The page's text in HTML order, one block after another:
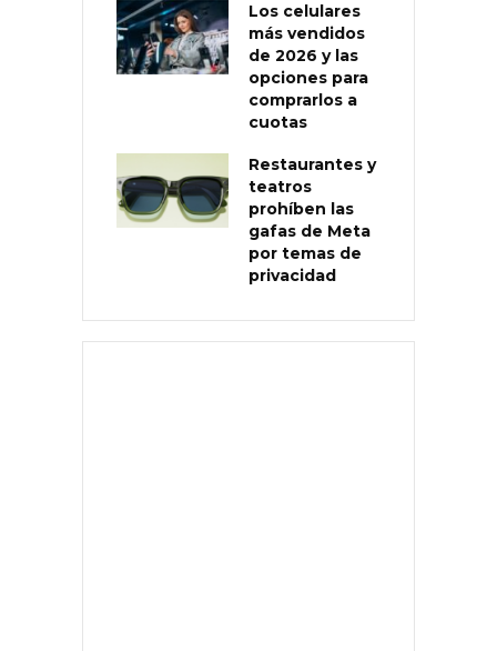
Los celulares
más vendidos
de 2026 y las
opciones para
comprarlos a
cuotas
Restaurantes y
teatros
prohíben las
gafas de Meta
por temas de
privacidad